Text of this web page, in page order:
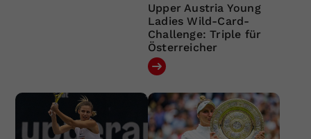
Upper Austria Young
Ladies Wild-Card-
Challenge: Triple für
Österreicher